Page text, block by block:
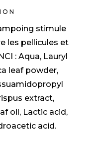
stimule
les pellicules et
: Aqua, Lauryl
leaf powder,
extract,
oil, Lactic acid,
acid.